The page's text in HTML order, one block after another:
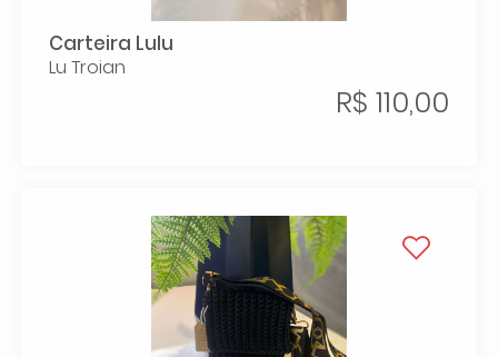
Carteira Lulu
Lu Troian
R$ 110,00